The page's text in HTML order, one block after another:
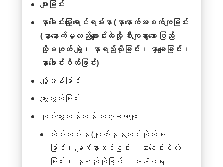
ဖျားခြင်း
နှာခေါင်းမြှေးရောင်ရမ်းနာ (နှာနောက်အစက်ကျခြင်း
(နှာနောက်မှလည်ချောင်းထဲသို့ စီးကျသွားသော ပြည်
သို့မဟုတ် ချွဲ၊ နှာရည်ယိုခြင်း၊ နှာချေခြင်း၊
နှာခေါင်းပိတ်ခြင်း)
ပျို့အန်ခြင်း
ချွေးထွက်ခြင်း
တုပ်ကွေးဆန်ဆန် လက္ခဏာများ
ထိပ်ကပ်နာ (မျက်နှာနာကျင်ကိုက်ခဲ
ခြင်း၊ မျက်နှာတင်းခြင်း၊ နှာခေါင်းပိတ်
ခြင်း၊ နှာရည်ယိုခြင်း၊ အနံ့မရ